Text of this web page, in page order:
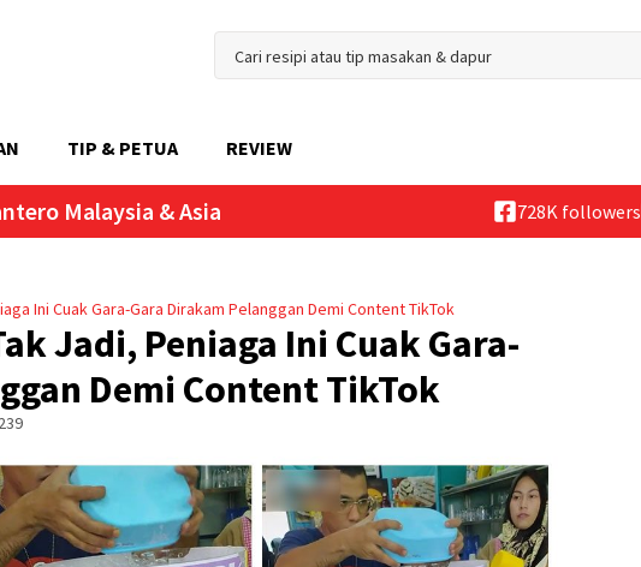
TIP & PETUA REVIEW
Malaysia & Asia 728K followers
Ini Cuak Gara-Gara Dirakam Pelanggan Demi Content TikTok
Jadi, Peniaga Ini Cuak Gara-
Demi Content TikTok
239